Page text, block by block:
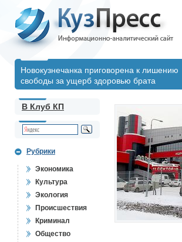
Новокузнечанка приговорена к лишению
свободы за ущерб здоровью брата
В Клуб КП
Рубрики
Экономика
Культура
Экология
Происшествия
Криминал
Общество